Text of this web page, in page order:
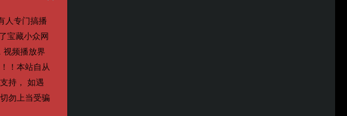
人专门搞播
宝藏小众网
视频播放界
！本站自从
持， 如遇
勿上当受骗